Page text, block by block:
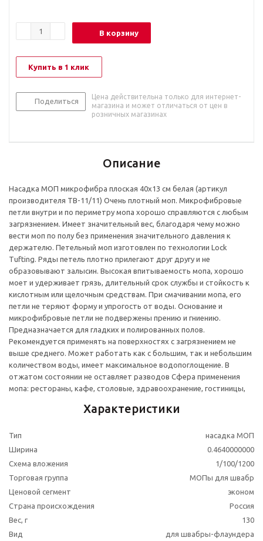
В корзину
Купить в 1 клик
Поделиться
Цена действительна только для интернет-
магазина и может отличаться от цен в
розничных магазинах
Описание
Насадка МОП микрофибра плоская 40x13 см белая (артикул
производителя ТВ-11/11) Очень плотный моп. Микрофибровые
петли внутри и по периметру мопа хорошо справляются с любым
загрязнением. Имеет значительный вес, благодаря чему можно
вести моп по полу без применения значительного давления к
держателю. Петельный моп изготовлен по технологии Lock
Tufting. Ряды петель плотно прилегают друг другу и не
образовывают залысин. Высокая впитываемость мопа, хорошо
моет и удерживает грязь, длительный срок службы и стойкость к
кислотным или щелочным средствам. При смачивании мопа, его
петли не теряют форму и упрогость от воды. Основание и
микрофибровые петли не подвержены прению и гниению.
Предназначается для гладких и полированных полов.
Рекомендуется применять на поверхностях с загрязнением не
выше среднего. Может работать как с большим, так и небольшим
количеством воды, имеет максимальное водопоглощение. В
отжатом состоянии не оставляет разводов Сфера применения
мопа: рестораны, кафе, столовые, здравоохранение, гостиницы,
Характеристики
Тип
насадка МОП
Ширина
0.4640000000
Схема вложения
1/100/1200
Торговая группа
МОПы для швабр
Ценовой сегмент
эконом
Страна происхождения
Россия
Вес, г
130
Вид
для швабры-флаундера